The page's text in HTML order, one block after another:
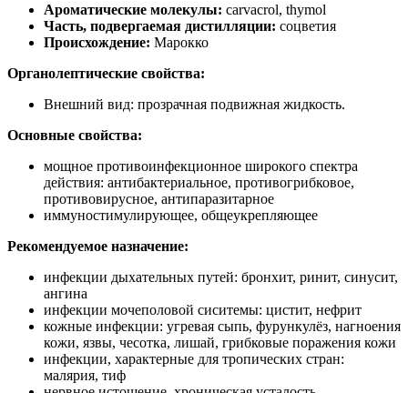
Ароматические молекулы: carvacrol, thymol
Часть, подвергаемая дистилляции: соцветия
Происхождение: Марокко
Органолептические свойства:
Внешний вид: прозрачная подвижная жидкость.
Основные свойства:
мощное противоинфекционное широкого спектра
действия: антибактериальное, противогрибковое,
противовирусное, антипаразитарное
иммуностимулирующее, общеукрепляющее
Рекомендуемое назначение:
инфекции дыхательных путей: бронхит, ринит, синусит,
ангина
инфекции мочеполовой сиситемы: цистит, нефрит
кожные инфекции: угревая сыпь, фурункулёз, нагноения
кожи, язвы, чесотка, лишай, грибковые поражения кожи
инфекции, характерные для тропических стран:
малярия, тиф